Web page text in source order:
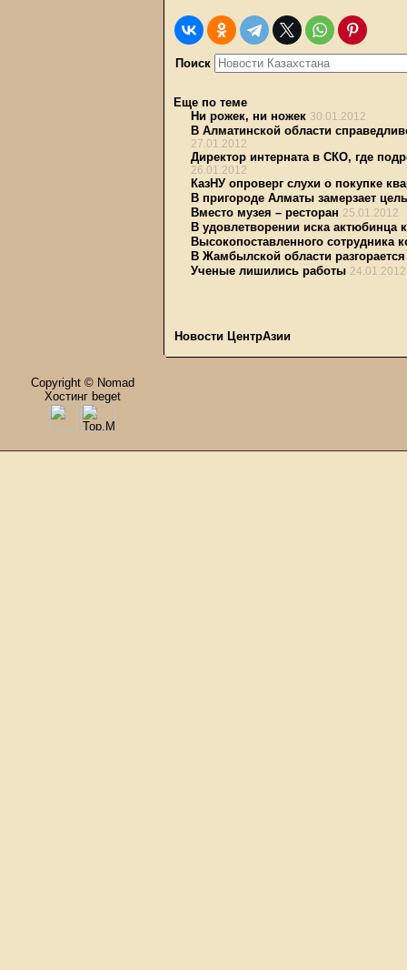
Поиск
Еще по теме
Ни рожек, ни ножек 30.01.2012
В Алматинской области
27.01.2012
Директор интерната в СКО, где
26.01.2012
КазНУ опроверг слухи о покупке
В пригороде Алматы замерзает
Вместо музея – ресторан 25.01.2012
В удовлетворении иска
Высокопоставленного сотрудника
В Жамбылской области
Ученые лишились работы 24.01.2012
Новости ЦентрАзии
Copyright © Nomad
Хостинг beget